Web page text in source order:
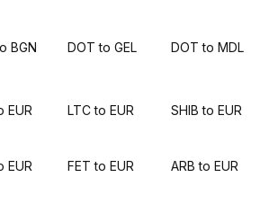
BGN DOT to GEL DOT to MDL
EUR LTC to EUR SHIB to EUR
EUR FET to EUR ARB to EUR